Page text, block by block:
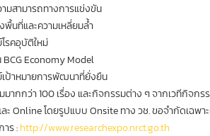
มสามารถทางการแข่งขัน
นที่และความเหลี่ยมล้ำ
รคอุบัติใหม่
Economy Model
ป้าหมายการพัฒนาที่ยั่งยืน
ากกว่า 100 เรื่อง และกิจกรรมต่าง ๆ จากเวทีกิจกร
Online โดยรูปแบบ Onsite ทาง วช. ขอจำกัดเฉพ
ร :http://www.researchexpo.nrct.go.th